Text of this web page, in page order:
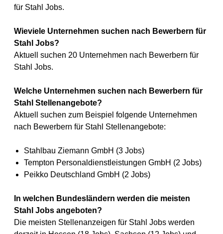
für Stahl Jobs.
Wieviele Unternehmen suchen nach Bewerbern für
Stahl Jobs?
Aktuell suchen 20 Unternehmen nach Bewerbern für
Stahl Jobs.
Welche Unternehmen suchen nach Bewerbern für
Stahl Stellenangebote?
Aktuell suchen zum Beispiel folgende Unternehmen
nach Bewerbern für Stahl Stellenangebote:
Stahlbau Ziemann GmbH (3 Jobs)
Tempton Personaldienstleistungen GmbH (2 Jobs)
Peikko Deutschland GmbH (2 Jobs)
In welchen Bundesländern werden die meisten
Stahl Jobs angeboten?
Die meisten Stellenanzeigen für Stahl Jobs werden